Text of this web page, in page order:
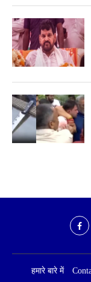
हमारे बारे में